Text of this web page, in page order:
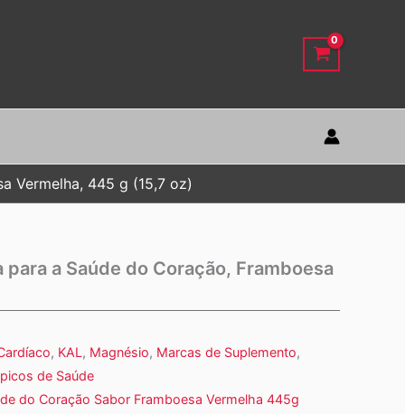
Vermelha, 445 g (15,7 oz)
a Saúde do Coração, Framboesa
, KAL, Magnésio, Marcas de Suplemento,
de Saúde
do Coração Sabor Framboesa Vermelha 445g